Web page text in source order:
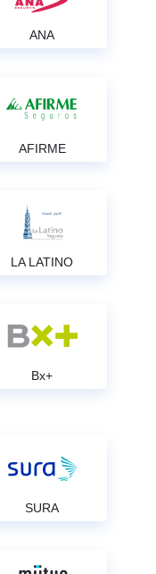
ANA
AFIRME
LA LATINO
Bx+
SURA